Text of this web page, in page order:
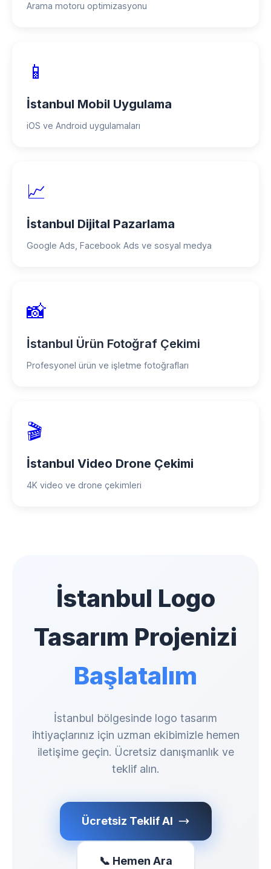
Arama motoru optimizasyonu
📱
İstanbul Mobil Uygulama
iOS ve Android uygulamaları
📈
İstanbul Dijital Pazarlama
Google Ads, Facebook Ads ve sosyal medya
📸
İstanbul Ürün Fotoğraf Çekimi
Profesyonel ürün ve işletme fotoğrafları
🎬
İstanbul Video Drone Çekimi
4K video ve drone çekimleri
İstanbul Logo
Tasarım Projenizi
Başlatalım
İstanbul bölgesinde logo tasarım
ihtiyaçlarınız için uzman ekibimizle hemen
iletişime geçin. Ücretsiz danışmanlık ve
teklif alın.
Ücretsiz Teklif Al
📞 Hemen Ara